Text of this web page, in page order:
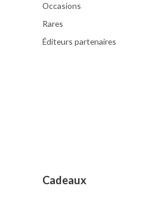
Occasions
Rares
Éditeurs partenaires
Cadeaux